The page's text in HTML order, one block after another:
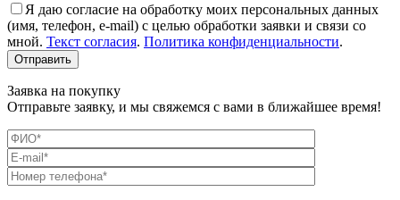
Я даю согласие на обработку моих персональных данных
(имя, телефон, e-mail) с целью обработки заявки и связи со
мной. Текст согласия. Политика конфиденциальности.
Заявка на покупку
Отправьте заявку, и мы свяжемся с вами в ближайшее время!